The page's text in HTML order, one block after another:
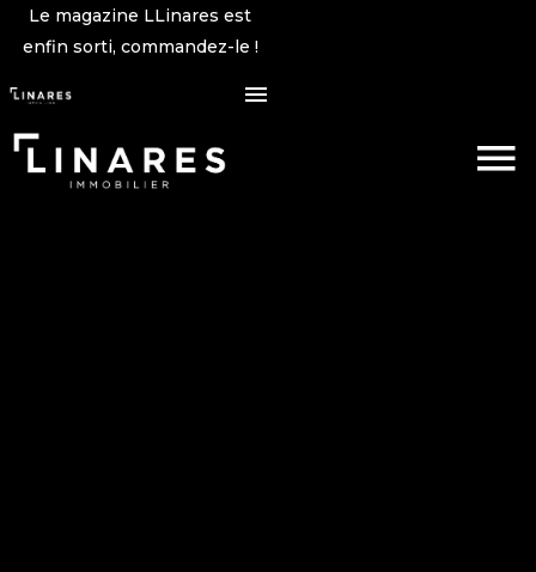
Le magazine LLinares est
enfin sorti, commandez-le !